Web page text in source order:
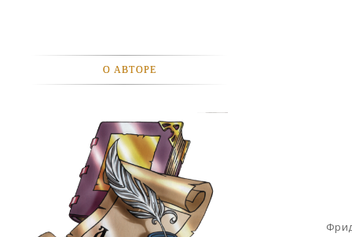
ЛЮДИ
ПОДРОСТКИ
ГОРОДА
ЭКСПЕРЕМЕНТЫ
О АВТОРЕ